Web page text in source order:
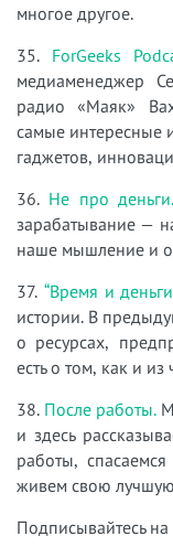
многое другое.
35. ForGeeks
медиаменеджер
радио «Маяк»
самые интересные
гаджетов,
36. Не про деньги.
зарабатывание —
наше мышление и
37. “Время и
истории. В
о ресурсах,
есть о том, как и
38. После работы.
и здесь
работы,
живем свою
Подписывайтесь